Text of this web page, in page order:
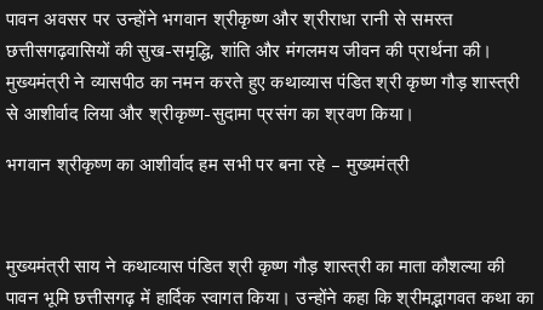
पावन अवसर पर उन्होंने भगवान श्रीकृष्ण और श्रीराधा रानी से समस्त
छत्तीसगढ़वासियों की सुख-समृद्धि, शांति और मंगलमय जीवन की प्रार्थना की।
मुख्यमंत्री ने व्यासपीठ का नमन करते हुए कथाव्यास पंडित श्री कृष्ण गौड़ शास्त्री
से आशीर्वाद लिया और श्रीकृष्ण-सुदामा प्रसंग का श्रवण किया।
भगवान श्रीकृष्ण का आशीर्वाद हम सभी पर बना रहे – मुख्यमंत्री
मुख्यमंत्री साय ने कथाव्यास पंडित श्री कृष्ण गौड़ शास्त्री का माता कौशल्या की
पावन भूमि छत्तीसगढ़ में हार्दिक स्वागत किया। उन्होंने कहा कि श्रीमद्भागवत कथा का